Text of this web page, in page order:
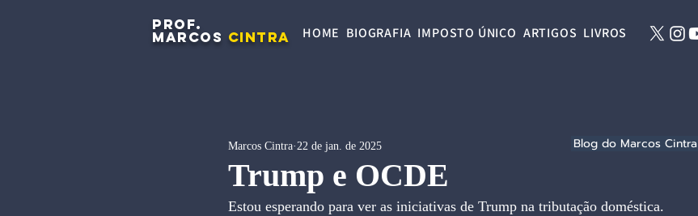
PROF.
MARCOS CINTRA HOME BIOGRAFIA IMPOSTO ÚNICO ARTIGOS LIVROS
Trump e OCDE
Marcos Cintra 22 de jan. de 2025
Estou esperando para ver as iniciativas de Trump na tributação doméstica.
Blog do Marcos Cintra